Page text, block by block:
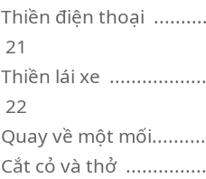
Thiền điện thoại
21
Thiền lái xe
22
Quay về một
Cắt cỏ và thở